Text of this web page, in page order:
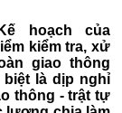
hoạch của
kiểm tra, xử
giao thông
biệt là dịp nghỉ
thông - trật tự